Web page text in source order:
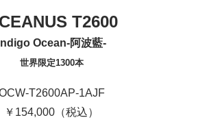
T2600
Indigo Ocean-阿波藍-
世界限定1300本
T2600AP-1AJF
￥154,000（税込）